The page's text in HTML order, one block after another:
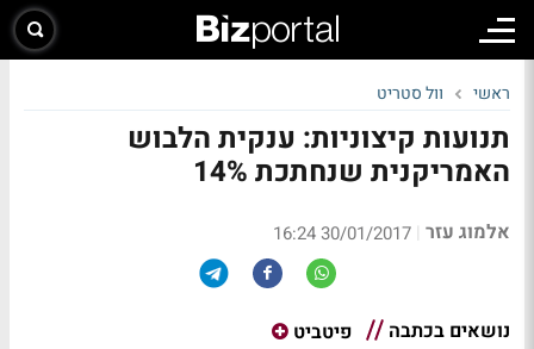
ראשי וול סטריט
תנועות קיצוניות: ענקית הלבוש
האמריקנית שנחתכת 14%
אלמוג עזר |
30/01/2017 16:24
נושאים בכתבה פיטביט